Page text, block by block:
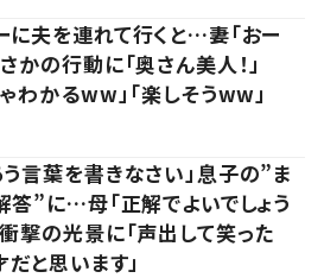
に夫を連れて行くと…妻「おー
かの行動に「奥さん美人！」
ゃわかるww」「楽しそうww」
う言葉を書きなさい」息子の”ま
答”に…母「正解でよいでしょう
撃の光景に「声出して笑った
だと思います」